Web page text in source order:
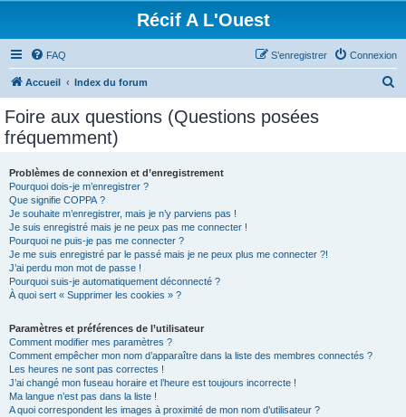
Récif A L'Ouest
FAQ Connexion
S’enregistrer
Accueil Index du forum
Foire aux questions (Questions posées
fréquemment)
Problèmes de connexion et d’enregistrement
Pourquoi dois-je m’enregistrer ?
Que signifie COPPA ?
Je souhaite m’enregistrer, mais je n’y parviens pas !
Je suis enregistré mais je ne peux pas me connecter !
Pourquoi ne puis-je pas me connecter ?
Je me suis enregistré par le passé mais je ne peux plus me connecter ?!
J’ai perdu mon mot de passe !
Pourquoi suis-je automatiquement déconnecté ?
À quoi sert « Supprimer les cookies » ?
Paramètres et préférences de l’utilisateur
Comment modifier mes paramètres ?
Comment empêcher mon nom d’apparaître dans la liste des membres connectés ?
Les heures ne sont pas correctes !
J’ai changé mon fuseau horaire et l’heure est toujours incorrecte !
Ma langue n’est pas dans la liste !
A quoi correspondent les images à proximité de mon nom d’utilisateur ?